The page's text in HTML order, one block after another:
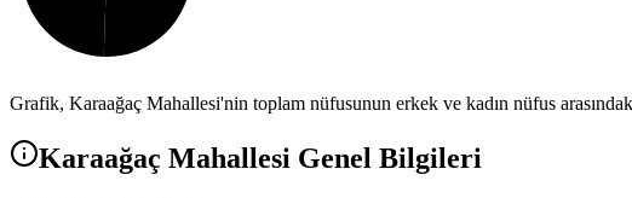
Grafik, Karaağaç Mahallesi'nin toplam nüfusunun erkek ve kadın nüfus arasındaki
Karaağaç Mahallesi Genel Bilgileri